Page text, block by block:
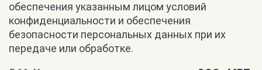
обеспечения указанным лицом условий
конфиденциальности и обеспечения
безопасности персональных данных при их
передаче или обработке.